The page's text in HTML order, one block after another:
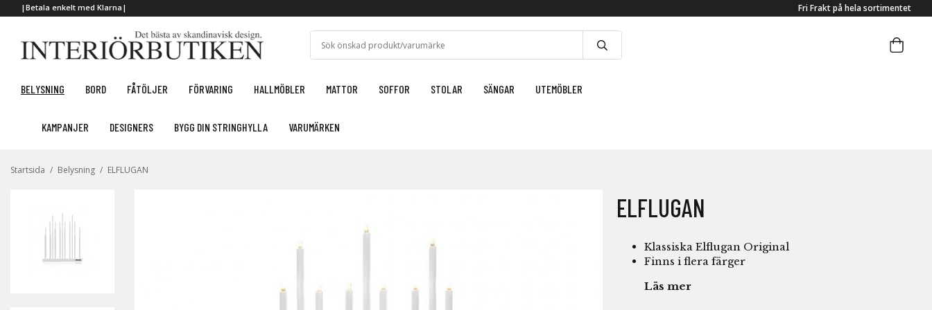
|Betala enkelt med Klarna| Fri Frakt på hela sortimentet
BELYSNING BORD FÅTÖLJER FÖRVARING HALLMÖBLER MATTOR SOFFOR STOLAR SÄNGAR UTEMÖBLER
KAMPANJER DESIGNERS BYGG DIN STRINGHYLLA VARUMÄRKEN
Startsida / Belysning / ELFLUGAN
ELFLUGAN
Klassiska Elflugan Original
Finns i flera färger
Läs mer